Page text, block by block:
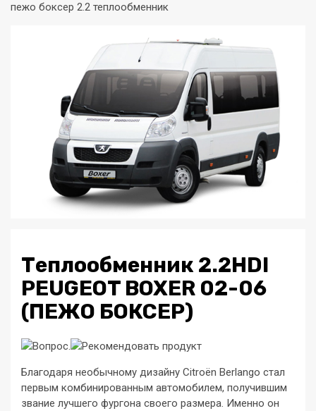
пежо боксер 2.2 теплообменник
Теплообменник 2.2HDI
PEUGEOT BOXER 02-06
(ПЕЖО БОКСЕР)
Благодаря необычному дизайну Citroën Berlango стал
первым комбинированным автомобилем, получившим
звание лучшего фургона своего размера. Именно он